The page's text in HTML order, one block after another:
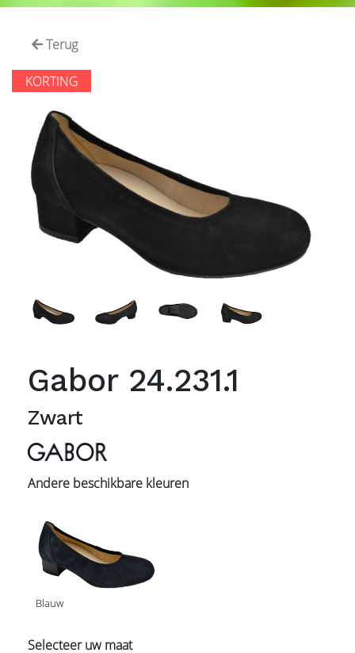
Terug
KORTING
Gabor 24.231.1
Zwart
Andere beschikbare kleuren
Blauw